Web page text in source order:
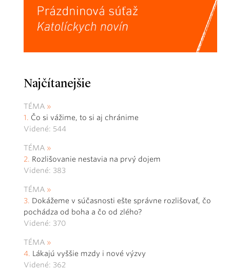
Najčítanejšie
TÉMA
Čo si vážime, to si aj chránime
Videné: 544
TÉMA
Rozlišovanie nestavia na prvý dojem
Videné: 383
TÉMA
Dokážeme v súčasnosti ešte správne rozlišovať, čo
pochádza od boha a čo od zlého?
Videné: 370
TÉMA
Lákajú vyššie mzdy i nové výzvy
Videné: 362